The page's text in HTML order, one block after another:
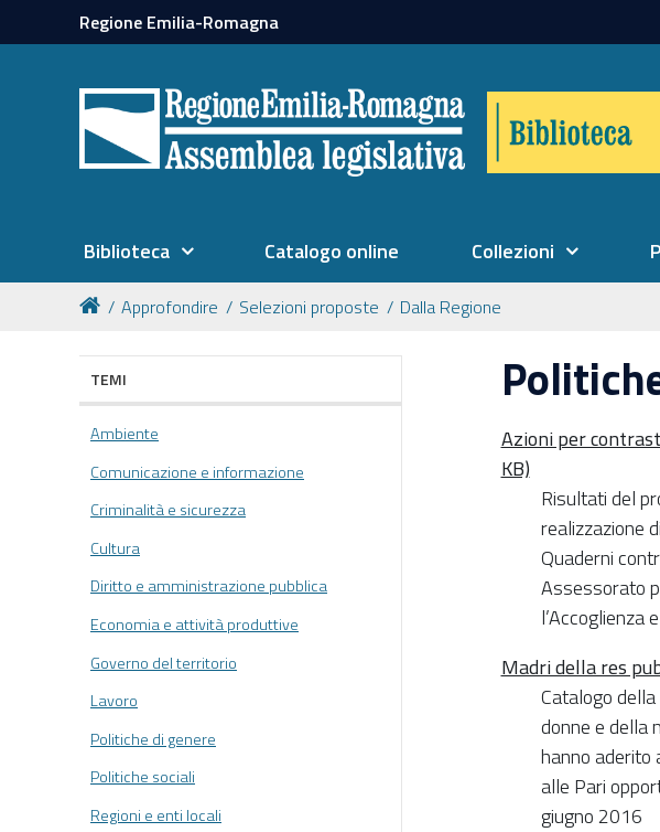
Regione Emilia-Romagna
Biblioteca Catalogo online Collezioni
Approfondire Selezioni proposte Dalla Regione
Azioni per
KB)
Risultati del
realizzazione
Quaderni
Assessorato
l’Accoglienza
Madri della res
Catalogo
donne e della
hanno aderito
alle Pari
giugno 2016
TEMI
Ambiente
Comunicazione e informazione
Criminalità e sicurezza
Cultura
Diritto e amministrazione pubblica
Economia e attività produttive
Governo del territorio
Lavoro
Politiche di genere
Politiche sociali
Regioni e enti locali